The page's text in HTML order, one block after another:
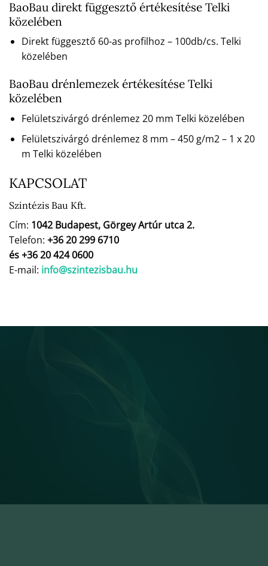
BaoBau direkt függesztő értékesítése Telki
közelében
Direkt függesztő 60-as profilhoz – 100db/cs. Telki
közelében
BaoBau drénlemezek értékesítése Telki
közelében
Felületszivárgó drénlemez 20 mm Telki közelében
Felületszivárgó drénlemez 8 mm – 450 g/m2 – 1 x 20
m Telki közelében
KAPCSOLAT
Szintézis Bau Kft.
Cím: 1042 Budapest, Görgey Artúr utca 2.
Telefon: +36 20 299 6710
és +36 20 424 0600
E-mail: info@szintezisbau.hu